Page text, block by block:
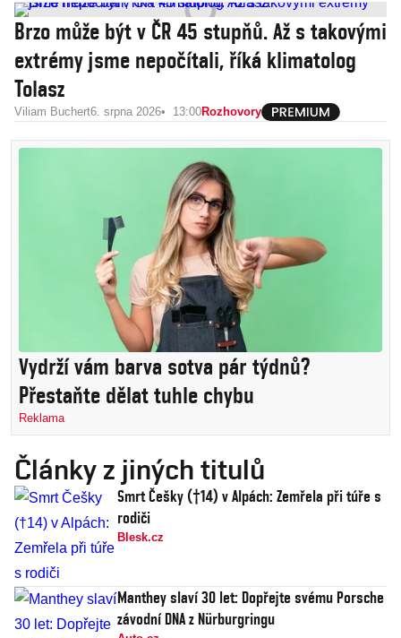
Brzo může být v ČR 45 stupňů. Až s takovými
extrémy jsme nepočítali, říká klimatolog
Tolasz
Viliam Buchert6. srpna 2026 13:00Rozhovory
Vydrží vám barva sotva pár týdnů?
Přestaňte dělat tuhle chybu
Reklama
Články z jiných titulů
Smrt Češky (†14) v Alpách: Zemřela při túře s
rodiči
Blesk.cz
Manthey slaví 30 let: Dopřejte svému Porsche
závodní DNA z Nürburgringu